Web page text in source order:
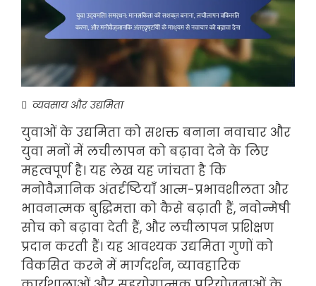
व्यवसाय और उद्यमिता
युवाओं के उद्यमिता को सशक्त बनाना नवाचार और
युवा मनों में लचीलापन को बढ़ावा देने के लिए
महत्वपूर्ण है। यह लेख यह जांचता है कि
मनोवैज्ञानिक अंतर्दृष्टियाँ आत्म-प्रभावशीलता और
भावनात्मक बुद्धिमत्ता को कैसे बढ़ाती हैं, नवोन्मेषी
सोच को बढ़ावा देती हैं, और लचीलापन प्रशिक्षण
प्रदान करती हैं। यह आवश्यक उद्यमिता गुणों को
विकसित करने में मार्गदर्शन, व्यावहारिक